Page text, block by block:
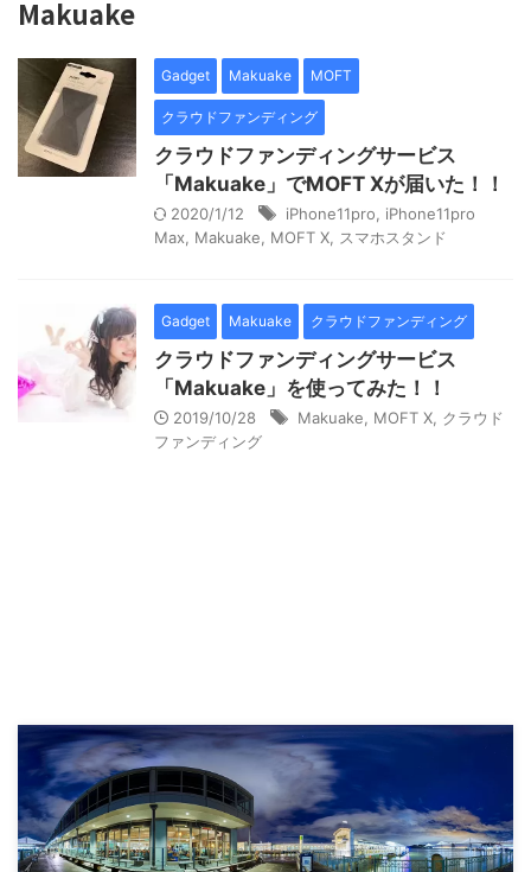
Makuake
Gadget Makuake MOFT
クラウドファンディング
クラウドファンディングサービス
「Makuake」でMOFT Xが届いた！！
2020/1/12 iPhone11pro
iPhone11pro
Max
Makuake MOFT X スマホスタンド
Gadget Makuake クラウドファンディング
クラウドファンディングサービス
「Makuake」を使ってみた！！
2019/10/28 Makuake MOFT X クラウド
ファンディング